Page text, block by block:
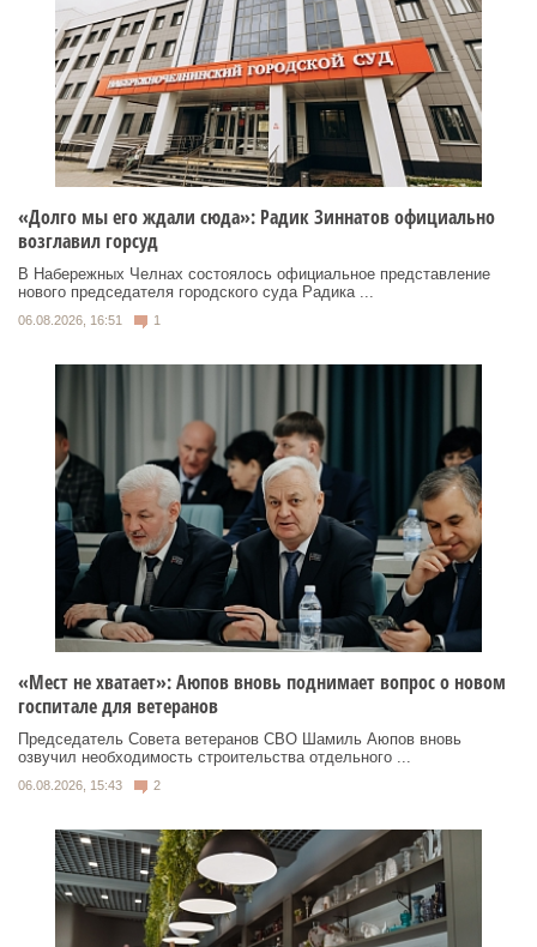
«Долго мы его ждали сюда»: Радик Зиннатов официально
возглавил горсуд
В Набережных Челнах состоялось официальное представление
нового председателя городского суда Радика ...
06.08.2026, 16:51 1
«Мест не хватает»: Аюпов вновь поднимает вопрос о новом
госпитале для ветеранов
Председатель Совета ветеранов СВО Шамиль Аюпов вновь
озвучил необходимость строительства отдельного ...
06.08.2026, 15:43 2